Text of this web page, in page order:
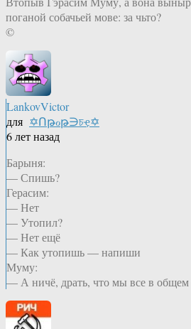
поганой собачьей мове: за чьто?
©
LankovVictor
для ✡Ոթℴթ∋চҿ✡
6 лет назад
Барыня:
— Спишь?
Герасим:
— Нет
— Утопил?
— Нет ещё
— Как утопишь — напиши
Муму:
— А ничё, драть, что мы все в общем